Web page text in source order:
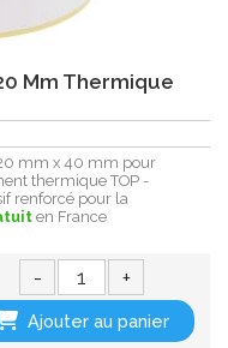
Mm Thermique
mm x 40 mm pour
thermique TOP -
renforcé pour la
en France
- +
Ajouter au panier